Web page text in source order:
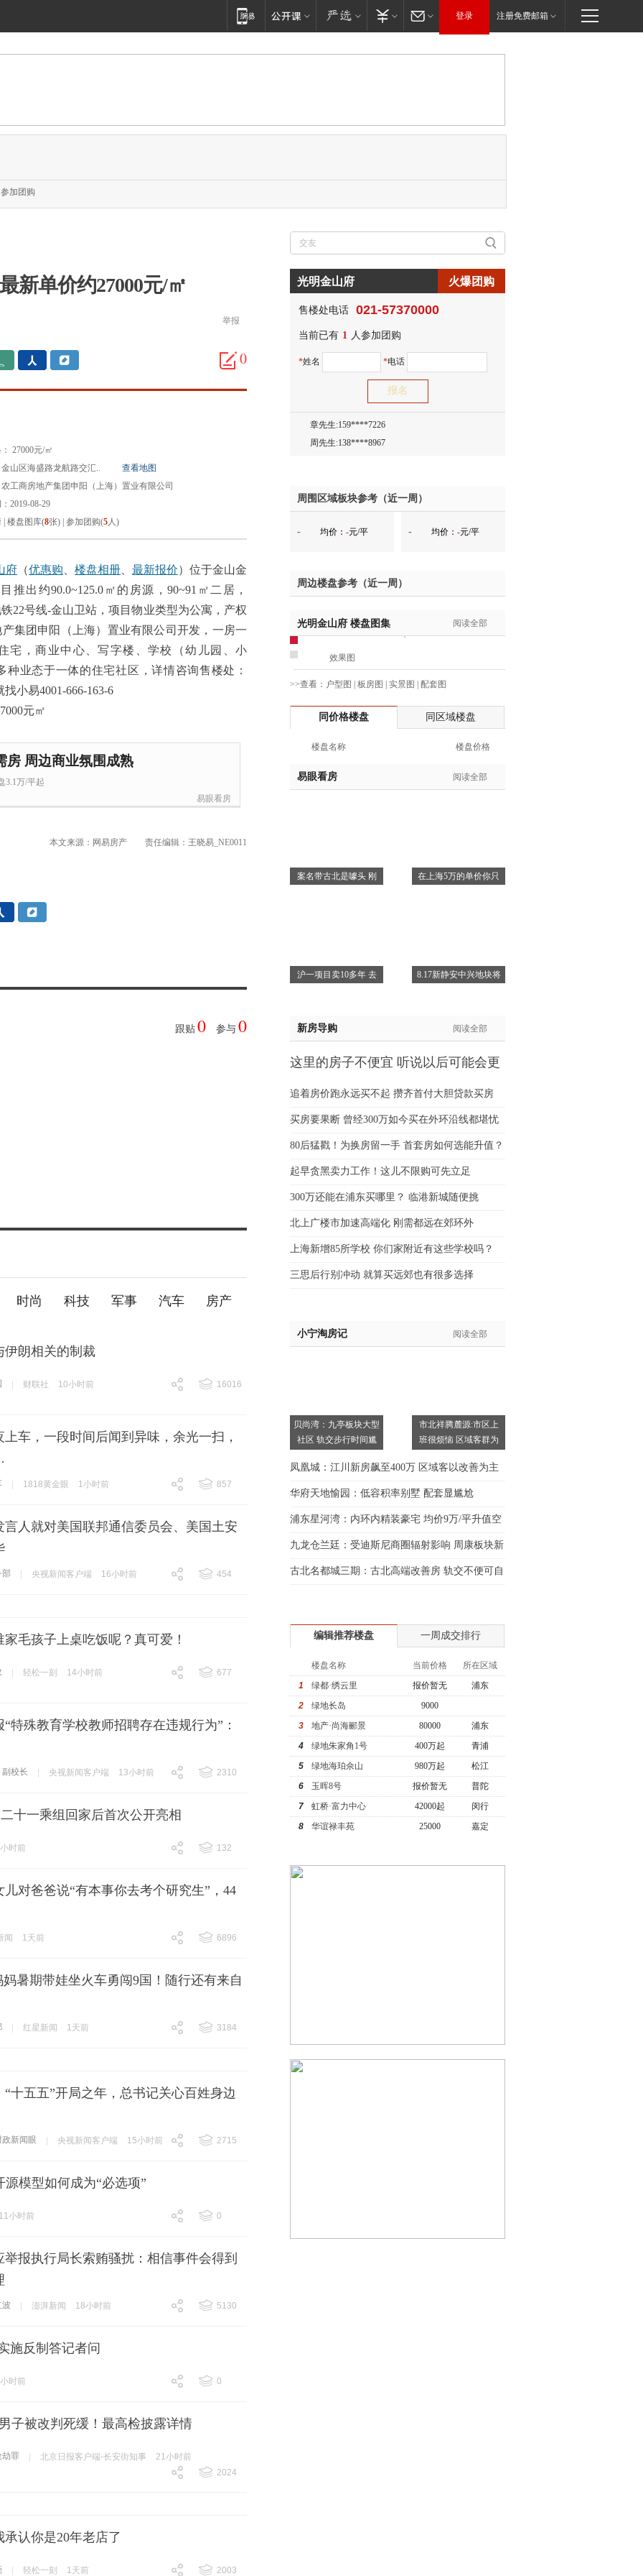
登录 注册免费邮箱
参加团购
新单价约27000元/㎡
举报
0
27000元/㎡
山区海盛路龙航路交汇..
查看地图
工商房地产集团申阳（上海）置业有限公司
2019-08-29
楼盘图库(8张) 参加团购(5人)
府 （优惠购 楼盘相册 最新报价）位于金山金
推出约90.0~125.0㎡的房源，90~91㎡二居，
22号线-金山卫站，项目物业类型为公寓，产权
集团申阳（上海）置业有限公司开发，一房一
宅，商业中心、写字楼、学校（幼儿园、小
业态于一体的住宅社区，详情咨询售楼处：
小易4001-666-163-6
房 周边商业氛围成熟
3.1万/平起
易眼看房
本文来源：网易房产 责任编辑：王晓易_NE0011
跟贴 0 参与 0
时尚 科技 军事 汽车 房产
伊朗相关的制裁
财联社 10小时前
16016
车，一段时间后闻到异味，余光一扫，
1818黄金眼 1小时前
857
言人就对美国联邦通信委员会、美国土安
部 央视新闻客户端 16小时前
454
毛孩子上桌吃饭呢？真可爱！
轻松一刻 14小时前
677
特殊教育学校教师招聘存在违规行为”：
副校长 央视新闻客户端 13小时前
2310
十一乘组回家后首次公开亮相
时前
132
儿对爸爸说“有本事你去考个研究生”，44
闻 1天前
6896
妈暑期带娃坐火车勇闯9国！随行还有来自
红星新闻 1天前
3184
十五五”开局之年，总书记关心百姓身边
政新闻眼 央视新闻客户端 15小时前
2715
模型如何成为“必选项”
小时前
0
举报执行局长索贿骚扰：相信事件会得到
波 澎湃新闻 18小时前
5130
施反制答记者问
时前
0
子被改判死缓！最高检披露详情
劫罪 北京日报客户端-长安街知事
21小时前
2024
认你是20年老店了
轻松一刻 1天前 2003
光明金山府 火爆团购
售楼处电话 021-57370000
当前已有 1 人参加团购
*姓名 *电话
胡先生:150****0731
邓先生:138****8083
蒋女士:186****7681
杨先生:134****5158
章先生:159****7226
周先生:138****8967
谢女士:135****3735
魏女士:138****0324
吴先生:139****9780
魏女士:183****9105
吴小姐:139****6438
姚先生:137****6367
黄先生:136****3612
邓先生:138****8083
陈先生:159****3332
郑先生:136****9618
魏女士:183****9105
钱先生:139****7316
黄先生:138****7263
于女士:182****8478
周围区域板块参考（近一周）
- 均价： -元/平 - 均价： -元/平
周边楼盘参考（近一周）
光明金山府 楼盘图集 阅读全部
效果图
>>查看： 户型图 | 板房图 | 实景图 | 配套图
同价格楼盘 同区域楼盘
楼盘名称 楼盘价格
易眼看房 阅读全部
案名带古北是噱头 刚 在上海5万的单价你只
沪一项目卖10多年 去 8.17新静安中兴地块将
新房导购 阅读全部
这里的房子不便宜 听说以后可能会更
追着房价跑永远买不起 攒齐首付大胆贷款买房
买房要果断 曾经300万如今买在外环沿线都堪忧
80后猛戳！为换房留一手 首套房如何选能升值？
起早贪黑卖力工作！这儿不限购可先立足
300万还能在浦东买哪里？ 临港新城随便挑
北上广楼市加速高端化 刚需都远在郊环外
上海新增85所学校 你们家附近有这些学校吗？
三思后行别冲动 就算买远郊也有很多选择
小宁淘房记 阅读全部
贝尚湾：九亭板块大型
社区 轨交步行时间尴
市北祥腾麓源:市区上
班很烦恼 区域客群为
凤凰城：江川新房飙至400万 区域客以改善为主
华府天地愉园：低容积率别墅 配套显尴尬
浦东星河湾：内环内精装豪宅 均价9万/平升值空
间大
九龙仓兰廷：受迪斯尼商圈辐射影响 周康板块新
房看
古北名都城三期：古北高端改善房 轨交不便可自
编辑推荐楼盘 一周成交排行
楼盘名称 当前价格
所在区域
1
绿都·绣云里 报价暂无
浦东
2
绿地长岛
9000
3
地产·尚海郦景 80000
浦东
4
绿地朱家角1号 400万起
青浦
5
绿地海珀佘山 980万起
松江
6
玉晖8号 报价暂无
普陀
7
虹桥·富力中心 42000起
闵行
8
华谊禄丰苑 25000 嘉定